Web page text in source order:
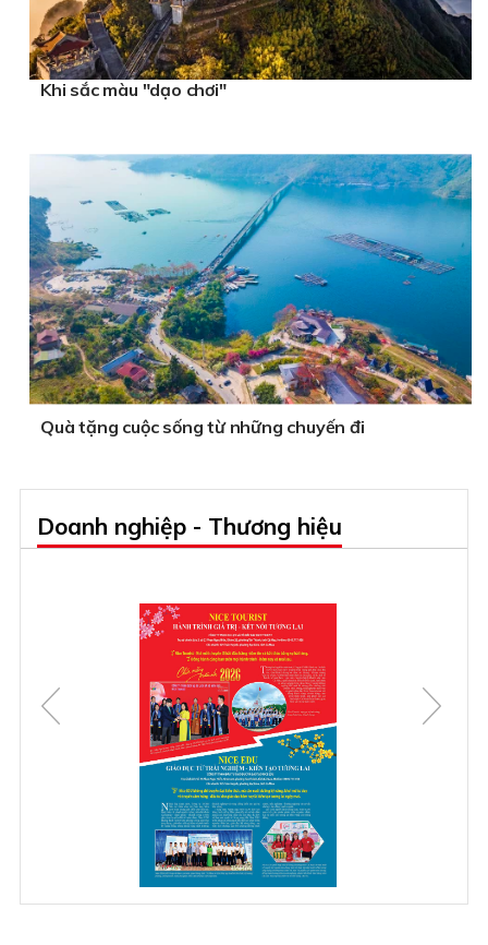
Khi sắc màu "dạo chơi"
Quà tặng cuộc sống từ những chuyến đi
Doanh nghiệp - Thương hiệu